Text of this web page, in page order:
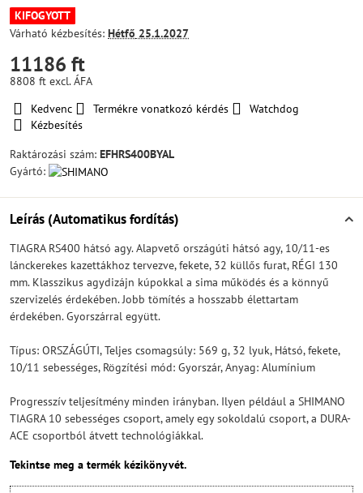
KIFOGYOTT
Várható kézbesítés: Hétfő 25.1.2027
11186 ft
8808 ft excl. ÁFA
Kedvenc
Termékre vonatkozó kérdés
Watchdog
Kézbesítés
Raktározási szám: EFHRS400BYAL
Gyártó:
Leírás (Automatikus fordítás)
TIAGRA RS400 hátsó agy. Alapvető országúti hátsó agy, 10/11-es
lánckerekes kazettákhoz tervezve, fekete, 32 küllős furat, RÉGI 130
mm. Klasszikus agydizájn kúpokkal a sima működés és a könnyű
szervizelés érdekében. Jobb tömítés a hosszabb élettartam
érdekében. Gyorszárral együtt.
Típus: ORSZÁGÚTI, Teljes csomagsúly: 569 g, 32 lyuk, Hátsó, fekete,
10/11 sebességes, Rögzítési mód: Gyorszár, Anyag: Alumínium
Progresszív teljesítmény minden irányban. Ilyen például a SHIMANO
TIAGRA 10 sebességes csoport, amely egy sokoldalú csoport, a DURA-
ACE csoportból átvett technológiákkal.
Tekintse meg a termék kézikönyvét.